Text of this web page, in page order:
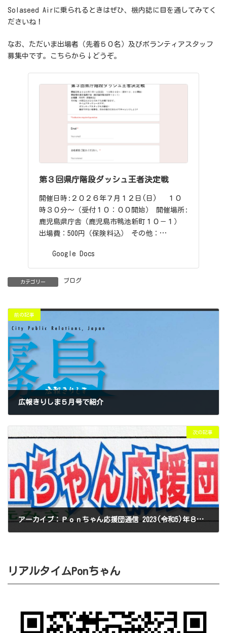
Solaseed Airに乗られるときはぜひ、機内誌に目を通してみてく
ださいね！
なお、ただいま出場者（先着５０名）及びボランティアスタッフ
募集中です。こちらから↓どうぞ。
第３回県庁階段ダッシュ王者決定戦
開催日時:２０２６年７月１２日(日) １０
時３０分～（受付１０：００開始） 開催場所:
鹿児島県庁舎（鹿児島市鴨池新町１０－１）
出場費：500円（保険料込） その他：…
Google Docs
カテゴリー ブログ
前の記事
広報きりしま５月号で紹介
次の記事
アーカイブ：Ｐｏｎちゃん応援団通信 2023(令和5)年８月号№１
リアルタイムPonちゃん